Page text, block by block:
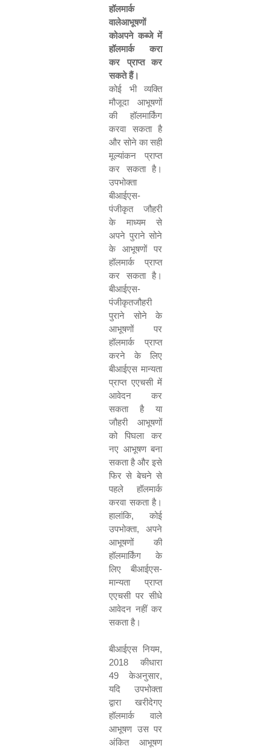
हॉलमार्क
वालेआभूषणों
कोअपने कब्जे में
हॉलमार्क करा
कर प्राप्त कर
सकते हैं।
कोई भी व्यक्ति
मौजूदा आभूषणों
की हॉलमार्किंग
करवा सकता है
और सोने का सही
मूल्यांकन प्राप्त
कर सकता है।
उपभोक्ता
बीआईएस-
पंजीकृत जौहरी
के माध्यम से
अपने पुराने सोने
के आभूषणों पर
हॉलमार्क प्राप्त
कर सकता है।
बीआईएस-
पंजीकृतजौहरी
पुराने सोने के
आभूषणों पर
हॉलमार्क प्राप्त
करने के लिए
बीआईएस मान्यता
प्राप्त एएचसी में
आवेदन कर
सकता है या
जौहरी आभूषणों
को पिघला कर
नए आभूषण बना
सकता है और इसे
फिर से बेचने से
पहले हॉलमार्क
करवा सकता है।
हालांकि, कोई
उपभोक्ता, अपने
आभूषणों की
हॉलमार्किंग के
लिए बीआईएस-
मान्यता प्राप्त
एएचसी पर सीधे
आवेदन नहीं कर
सकता है।
बीआईएस नियम,
2018 कीधारा
49 केअनुसार,
यदि उपभोक्ता
द्वारा खरीदेगए
हॉलमार्क वाले
आभूषण उस पर
अंकित आभूषण